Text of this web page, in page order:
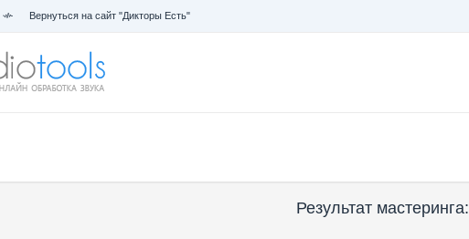
Вернуться на сайт "Дикторы Есть"
Результат мастеринга: